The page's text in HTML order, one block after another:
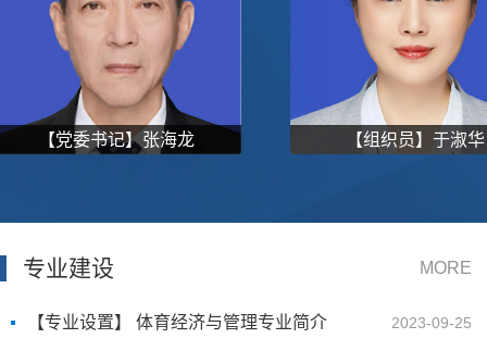
【组织员】于淑华 【院长】 王飞
专业建设 MORE
【专业设置】 体育经济与管理专业简介 2023-09-25